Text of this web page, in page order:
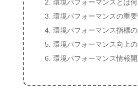
環境パフォーマンスとは何
環境パフォーマンスの重
環境パフォーマンス指標
環境パフォーマンス向上
環境パフォーマンス情報